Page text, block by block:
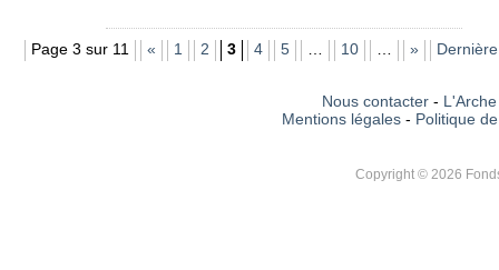
Page 3 sur 11 « 1 2 3 4 5 10 »
Nous contacter-
Mentions légales - Politique
Copyright © 2026